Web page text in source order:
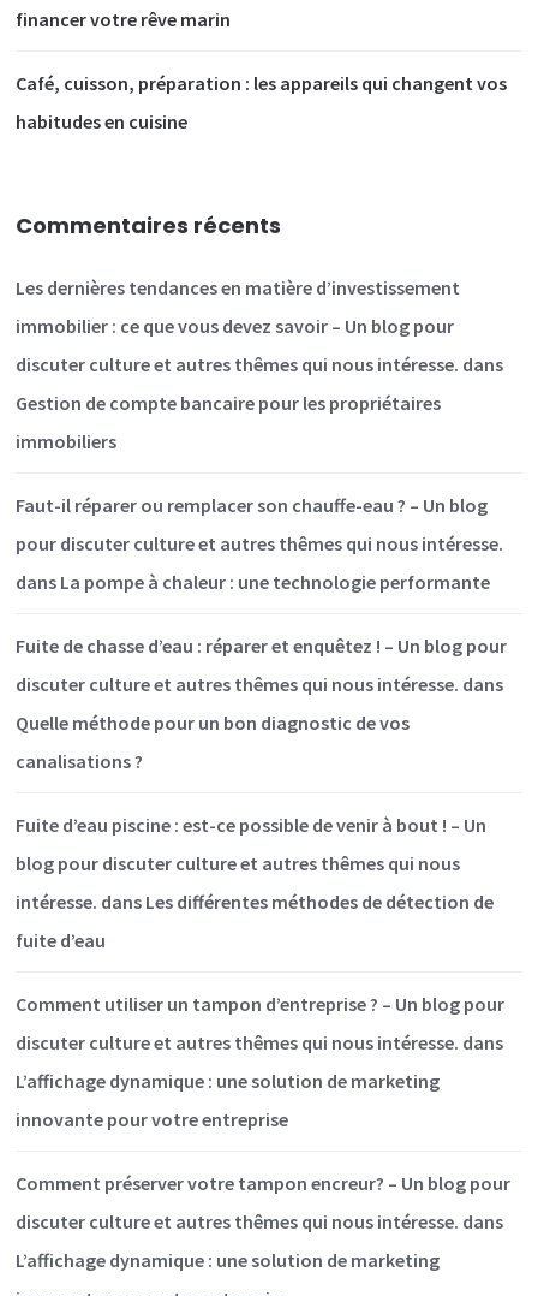
financer votre rêve marin
Café, cuisson, préparation : les appareils qui changent vos
habitudes en cuisine
Commentaires récents
Les dernières tendances en matière d’investissement
immobilier : ce que vous devez savoir – Un blog pour
discuter culture et autres thêmes qui nous intéresse. dans
Gestion de compte bancaire pour les propriétaires
immobiliers
Faut-il réparer ou remplacer son chauffe-eau ? – Un blog
pour discuter culture et autres thêmes qui nous intéresse.
dans La pompe à chaleur : une technologie performante
Fuite de chasse d’eau : réparer et enquêtez ! – Un blog pour
discuter culture et autres thêmes qui nous intéresse. dans
Quelle méthode pour un bon diagnostic de vos
canalisations ?
Fuite d’eau piscine : est-ce possible de venir à bout ! – Un
blog pour discuter culture et autres thêmes qui nous
intéresse. dans Les différentes méthodes de détection de
fuite d’eau
Comment utiliser un tampon d’entreprise ? – Un blog pour
discuter culture et autres thêmes qui nous intéresse. dans
L’affichage dynamique : une solution de marketing
innovante pour votre entreprise
Comment préserver votre tampon encreur? – Un blog pour
discuter culture et autres thêmes qui nous intéresse. dans
L’affichage dynamique : une solution de marketing